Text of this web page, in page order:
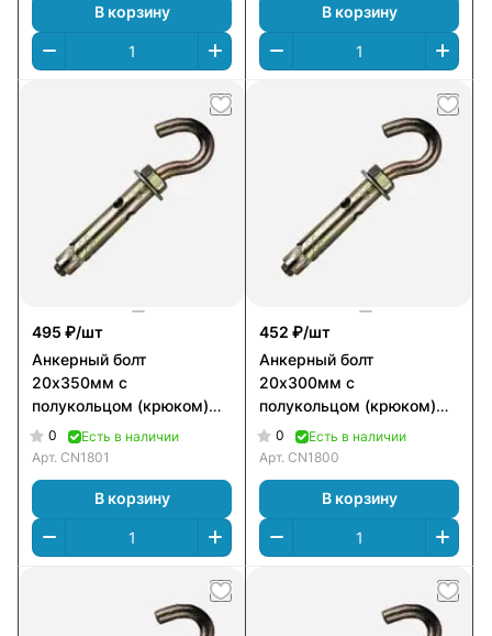
В корзину В корзину
495 ₽/шт
Анкерный болт
20х350мм с
полукольцом (крюком)
двухраспорный А_Б_ПК2
0
Есть в наличии
Арт. CN1801
В корзину
452 ₽/шт
Анкерный болт
20х300мм с
полукольцом (крюком)
двухраспорный А_Б_ПК2
0
Есть в наличии
Арт. CN1800
В корзину